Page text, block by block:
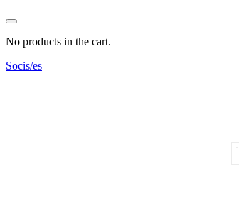
No products in the cart.
Socis/es